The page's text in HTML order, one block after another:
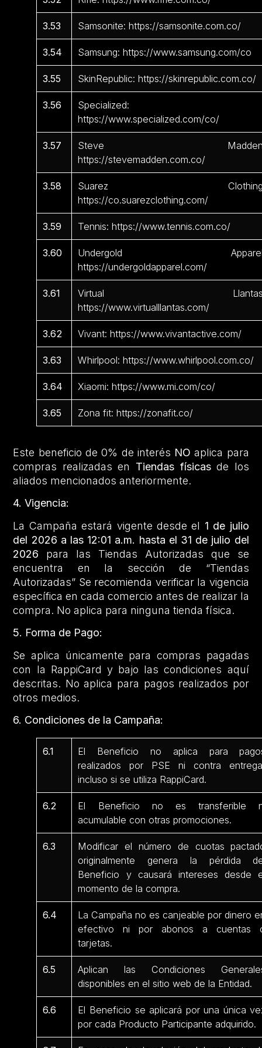
3.53 Samsonite: https://samsonite.com.co/
3.54 Samsung: https://www.samsung.com/co
3.55 SkinRepublic: https://skinrepublic.com.co/
3.56
Specialized:
https://www.specialized.com/co/
3.57
Steve
https://stevemadden.com.co/
3.58
Suarez
https://co.suarezclothing.com/
3.59 Tennis: https://www.tennis.com.co/
3.60
Undergold
https://undergoldapparel.com/
3.61
Virtual
https://www.virtualllantas.com/
3.62 Vivant: https://www.vivantactive.com/
3.63 Whirlpool: https://www.whirlpool.com.co/
3.64 Xiaomi: https://www.mi.com/co/
3.65 Zona fit: https://zonafit.co/
Este beneficio de 0% de interés NOaplica para
compras realizadas en Tiendas físicasde los
aliados mencionados anteriormente.
4. Vigencia:
La Campaña estará vigente desde el 1 de julio
del 2026 a las 12:01 a.m. hasta el 31 de julio del
2026 para las Tiendas Autorizadas que se
encuentra en la sección de “Tiendas
Autorizadas” Se recomienda verificar la vigencia
específica en cada comercio antes de realizar la
compra. No aplica para ninguna tienda física.
5. Forma de Pago:
Se aplica únicamente para compras pagadas
con la RappiCard y bajo las condiciones aquí
descritas. No aplica para pagos realizados por
otros medios.
6. Condiciones de la Campaña:
6.1
El Beneficio no aplica para
realizados por PSE ni contra
incluso si se utiliza RappiCard.
6.2
El Beneficio no es transferible
acumulable con otras promociones.
6.3
Modificar el número de cuotas
originalmente genera la pérdida
Beneficio y causará intereses desde
momento de la compra.
6.4
La Campaña no es canjeable por dinero
efectivo ni por abonos a cuentas
tarjetas.
6.5
Aplican las Condiciones
disponibles en el sitio web de la Entidad.
6.6
El Beneficio se aplicará por una única
por cada Producto Participante adquirido.